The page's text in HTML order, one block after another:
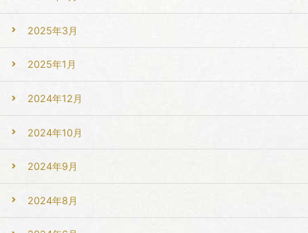
2025年3月
2025年1月
2024年12月
2024年10月
2024年9月
2024年8月